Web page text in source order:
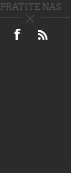
PRATITE NAS